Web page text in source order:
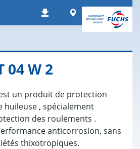
Téléchargements
Worldwide
04 W 2
est un produit de protection
huileuse , spécialement
des roulements .
anticorrosion, sans
thixotropiques.